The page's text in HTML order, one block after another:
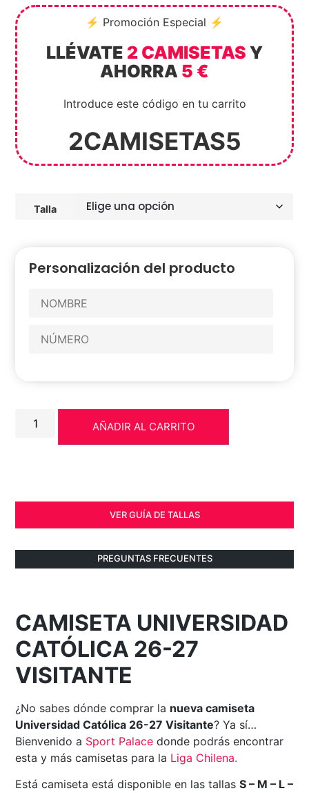
⚡ Promoción Especial ⚡
LLÉVATE 2 CAMISETAS Y
AHORRA 5 €
Introduce este código en tu carrito
2CAMISETAS5
Talla
Personalización del producto
AÑADIR AL CARRITO
VER GUÍA DE TALLAS
PREGUNTAS FRECUENTES
CAMISETA UNIVERSIDAD
CATÓLICA 26-27
VISITANTE
¿No sabes dónde comprar la nueva camiseta
Universidad Católica 26-27 Visitante? Ya sí…
Bienvenido a Sport Palace donde podrás encontrar
esta y más camisetas para la Liga Chilena.
Está camiseta está disponible en las tallasS – M – L –